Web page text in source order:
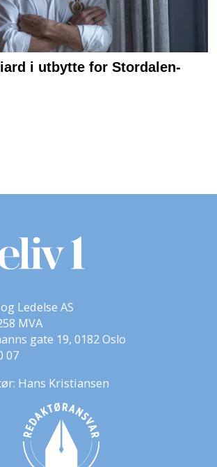
Ledelse AS
MVA
gate 19, 0182 Oslo
07
Hans Kristiansen